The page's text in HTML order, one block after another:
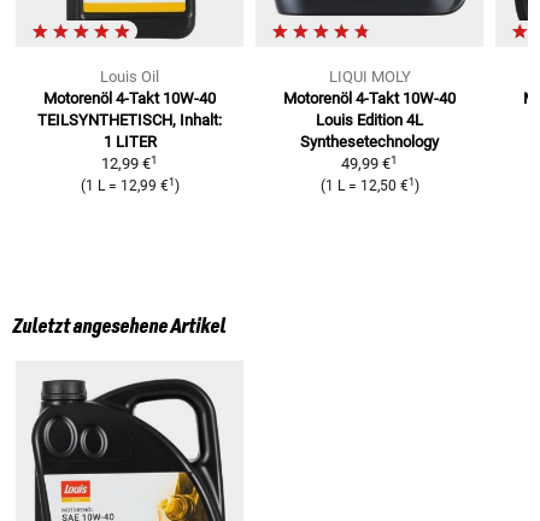
Louis Oil
Motorenöl 4-Takt 10W-40
TEILSYNTHETISCH, Inhalt:
1 LITER
12,99 €1
(1 L= 12,99 €1 )
LIQUI MOLY
Motorenöl 4-Takt 10W-40
Louis Edition 4L
Synthesetechnology
49,99 €1
(1 L= 12,50 €1 )
Zuletzt angesehene Artikel